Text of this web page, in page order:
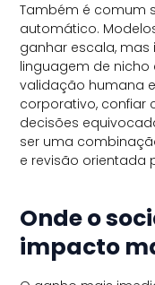
Também é comum
automático.
ganhar escala, mas
linguagem de
validação humana
corporativo, confiar
decisões
ser uma
e revisão orientada
Onde o
impacto